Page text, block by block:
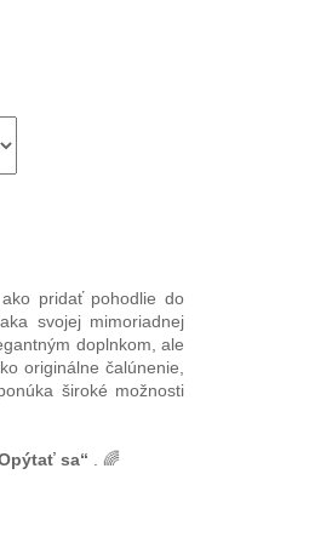
pridať pohodlie do
svojej mimoriadnej
doplnkom, ale
originálne čalúnenie,
široké možnosti
sa“ . 🌈